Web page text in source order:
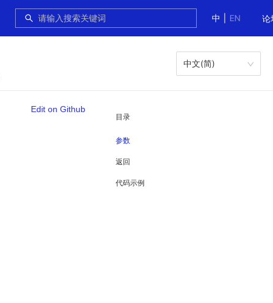
中
EN 论
中文(简)
目录
参数
返回
代码示例
Edit on Github